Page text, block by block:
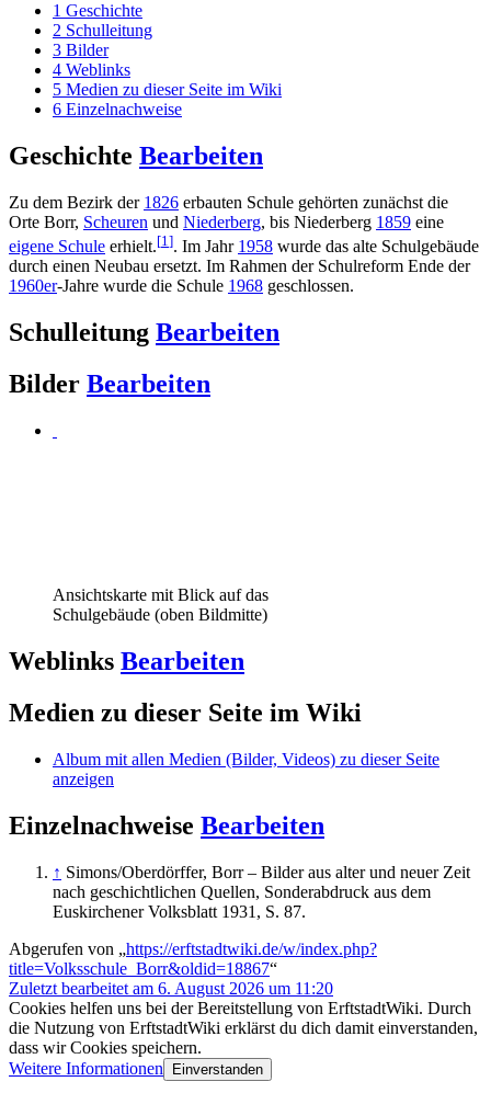
1 Geschichte
2 Schulleitung
3 Bilder
4 Weblinks
5 Medien zu dieser Seite im Wiki
6 Einzelnachweise
Geschichte Bearbeiten
Zu dem Bezirk der 1826 erbauten Schule gehörten zunächst die
Orte Borr, Scheuren und Niederberg, bis Niederberg 1859 eine
eigene Schule erhielt.[1 ]. Im Jahr 1958 wurde das alte Schulgebäude
durch einen Neubau ersetzt. Im Rahmen der Schulreform Ende der
1960er-Jahre wurde die Schule 1968 geschlossen.
Schulleitung Bearbeiten
Bilder Bearbeiten
Ansichtskarte mit Blick auf das
Schulgebäude (oben Bildmitte)
Weblinks Bearbeiten
Medien zu dieser Seite im Wiki
Album mit allen Medien (Bilder, Videos) zu dieser Seite
anzeigen
Einzelnachweise Bearbeiten
↑ Simons/Oberdörffer, Borr – Bilder aus alter und neuer Zeit
nach geschichtlichen Quellen, Sonderabdruck aus dem
Euskirchener Volksblatt 1931, S. 87.
Abgerufen von „https://erftstadtwiki.de/w/index.php?
title=Volksschule_Borr&oldid=18867“
Zuletzt bearbeitet am 6. August 2026 um 11:20
Cookies helfen uns bei der Bereitstellung von ErftstadtWiki. Durch
die Nutzung von ErftstadtWiki erklärst du dich damit einverstanden,
dass wir Cookies speichern.
Weitere Informationen
Einverstanden